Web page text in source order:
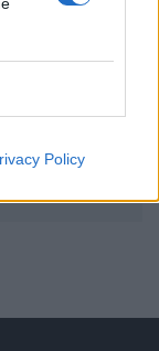
Policy
belüli